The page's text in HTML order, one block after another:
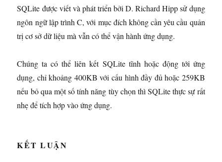
SQLite được viết và phát triển bởi D. Richard Hipp sử dụng
ngôn ngữ lập trình C, với mục đích không cần yêu cầu quản
trị cơ sở dữ liệu mà vẫn có thể vận hành ứng dụng.
Chúng ta có thể liên kết SQLite tĩnh hoặc động tới ứng
dụng, chỉ khoảng 400KB với cấu hình đầy đủ hoặc 259KB
nếu bỏ qua một số tính năng tùy chọn thì SQLite thực sự rất
nhẹ để tích hợp vào ứng dụng.
KẾT LUẬN